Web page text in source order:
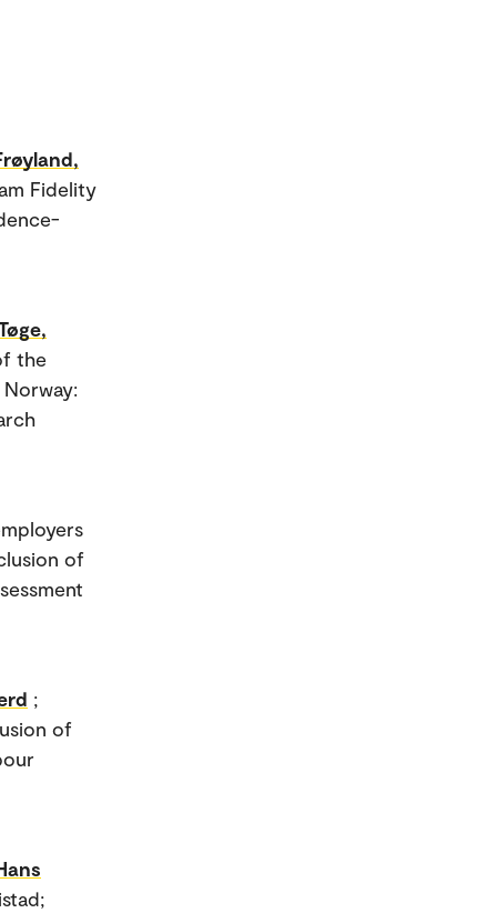
Fidelity
the
of
;
of